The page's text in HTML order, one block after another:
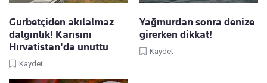
Gurbetçiden akılalmaz
dalgınlık! Karısını
Hırvatistan'da unuttu
Kaydet
Yağmurdan sonra denize
girerken dikkat!
Kaydet